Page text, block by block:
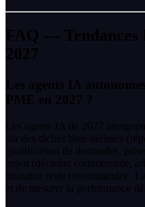
FAQ — Tendances
2027
Les agents IA
PME en 2027 ?
Les agents IA de 2027
sur des tâches bien définies
qualification de demandes,
enjeu (décision commerciale,
humaine reste recommandée.
et de mesurer la performance